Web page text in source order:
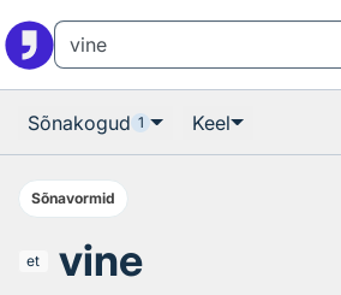
Sõnakogud 1 Keel
Sõnavormid
et vine